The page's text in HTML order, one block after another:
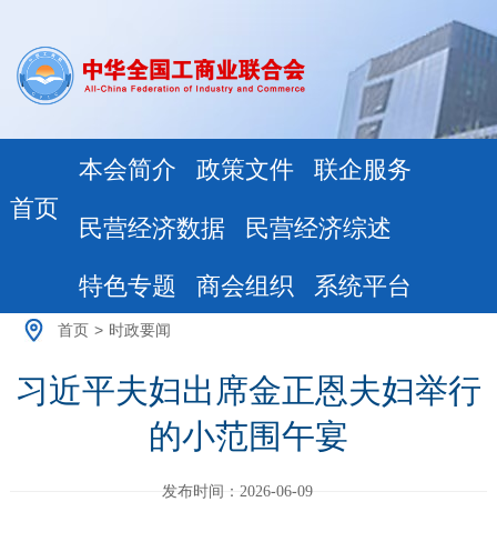
首页
本会简介 政策文件 联企服务
民营经济数据 民营经济综述
特色专题 商会组织 系统平台
首页 > 时政要闻
习近平夫妇出席金正恩夫妇举行
的小范围午宴
发布时间：2026-06-09